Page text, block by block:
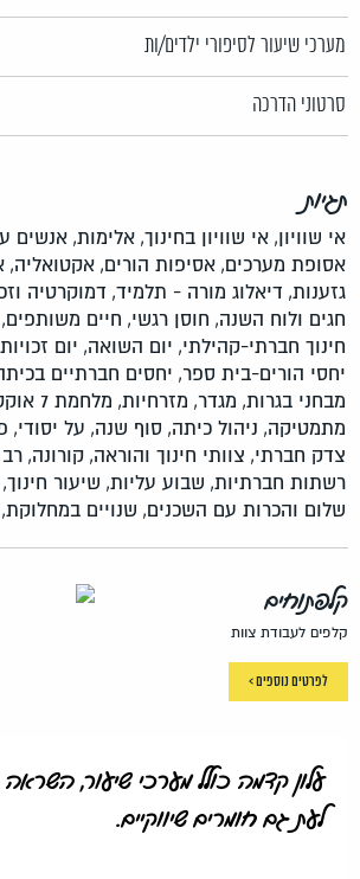
מערכי שיעור לסיפורי ילדים/ות
סרטוני הדרכה
תגיות
אי שוויון, אי שוויון בחינוך, אלימות, אנשים
אסופת מערכים, אסיפות הורים, אקטואליה,
גזענות, דיאלוג מורה - תלמיד, דמוקרטיה
חגים ולוח השנה, חוסן רגשי, חיים משותפים,
חינוך חברתי-קהילתי, יום השואה, יום
יחסי הורים-בית ספר, יחסים חברתיים
מבחני בגרות, מגדר, מזרחיות, מלחמת 7 אוקטובר,
מתמטיקה, ניהול כיתה, סוף שנה, על יסודי,
צדק חברתי, צוותי חינוך והוראה, קורונה,
רשתות חברתיות, שבוע עליות, שיעור חינוך,
שלום והכרות עם השכנים, שנויים במחלוקת,
קלפתוחים
קלפים לעבודת צוות
לפרטים נוספים >
עלון קדמה כולל מערכי שיעור, השראה
לעת גם חומרים שיווקיים.